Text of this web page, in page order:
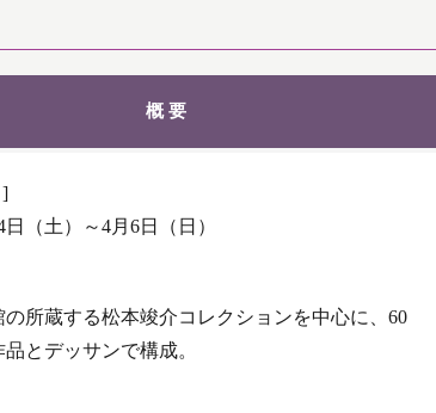
概要
]
日（土）～4月6日（日）
の所蔵する松本竣介コレクションを中心に、60
とデッサンで構成。